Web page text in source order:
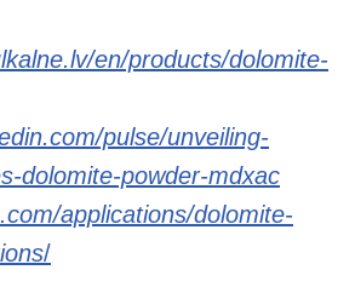
en/products/dolomite-
pulse/unveiling-
dolomite-powder-mdxac
applications/dolomite-
/